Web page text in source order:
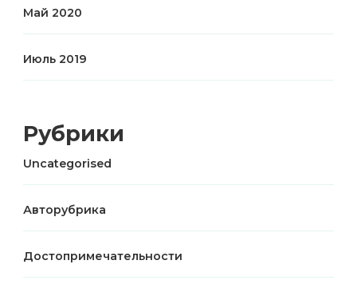
Май 2020
Июль 2019
Рубрики
Uncategorised
Авторубрика
Достопримечательности